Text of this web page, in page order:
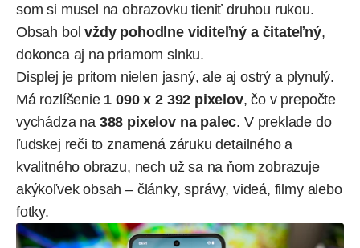
som si musel na obrazovku tieniť druhou rukou.
Obsah bolvždy pohodlne viditeľný a čitateľný,
dokonca aj na priamom slnku.
Displej je pritom nielen jasný, ale aj ostrý a plynulý.
Má rozlíšenie1 090 x 2 392 pixelov, čo v prepočte
vychádza na 388 pixelov na palec. V preklade do
ľudskej reči to znamená záruku detailného a
kvalitného obrazu, nech už sa na ňom zobrazuje
akýkoľvek obsah – články, správy, videá, filmy alebo
fotky.